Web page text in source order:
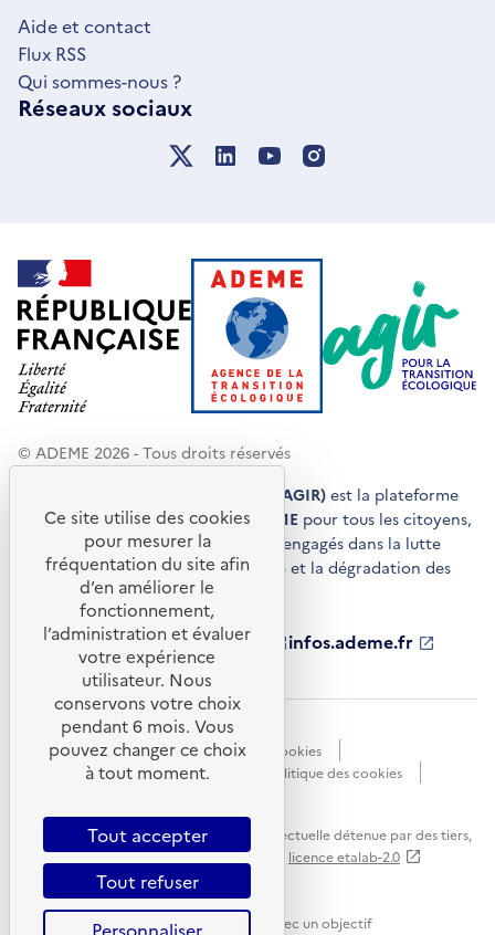
Aide et contact
Flux RSS
Qui sommes-nous ?
Réseaux sociaux
© ADEME 2026 - Tous droits réservés
Agir pour la transition écologique (AGIR) est la plateforme
de conseils et de services de l'ADEME pour tous les citoyens,
acteurs économiques et territoires engagés dans la lutte
contre le réchauffement climatique et la dégradation des
ressources.
ademe.fr
S'ouvre
nouvelle
fenêtre
librairie.ademe.fr
S'ouvre
dans
une
nouvelle
fenêtre
infos.ademe.fr
S'ouvre
nouvelle
ademe.fr/presse
S'ouvre
nouvelle
fenêtre
Accessibilité : non conforme
Données personnelles
Gestion des cookies
Mentions légales
Plan du site
Politique des cookies
dans
nouvelle
Sauf mention explicite de propriété intellectuelle détenue par des tiers,
les contenus de ce site sont proposés sous licence etalab-2.0
Ce site internet est pensé et développé avec un objectif
Ce site utilise des cookies
pour mesurer la
fréquentation du site afin
d’en améliorer le
fonctionnement,
l’administration et évaluer
votre expérience
utilisateur. Nous
conservons votre choix
pendant 6 mois. Vous
pouvez changer ce choix
à tout moment.
Tout accepter
Tout refuser
Personnaliser